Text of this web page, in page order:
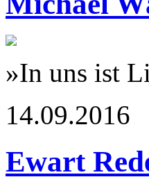
»In uns ist
14.09.2016
Ewart